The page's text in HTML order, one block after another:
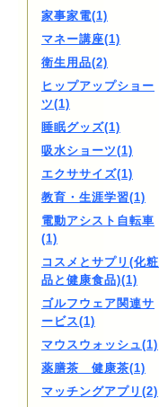
家事家電(1)
マネー講座(1)
衛生用品(2)
ヒップアップショー
ツ(1)
睡眠グッズ(1)
吸水ショーツ(1)
エクササイズ(1)
教育・生涯学習(1)
電動アシスト自転車
(1)
コスメとサプリ(化粧
品と健康食品)(1)
ゴルフウェア関連サ
ービス(1)
マウスウォッシュ(1)
薬膳茶 健康茶(1)
マッチングアプリ(2)